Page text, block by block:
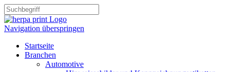
Navigation überspringen
Startseite
Branchen
Automotive